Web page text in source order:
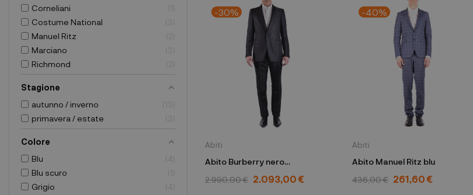
Corneliani
1
Costume National
3
Manuel Ritz
Marciano
3
Richmond
Stagione
autunno / inverno
13
primavera / estate
3
Colore
Blu
4
Blu scuro
1
Grigio
4
-30%
Abiti
Abito Burberry nero
80145441011
2.990,00 € 2.093,00 €
-40%
Abiti
Abito Manuel Ritz blu
436,00 € 261,60 €